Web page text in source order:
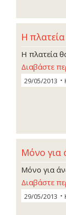
Η
Η πλατεία
Διαβάστε
29/05/2013
Μόνο για
Μόνο για
Διαβάστε
29/05/2013